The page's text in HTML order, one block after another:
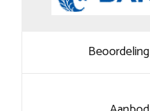
Beoordeling